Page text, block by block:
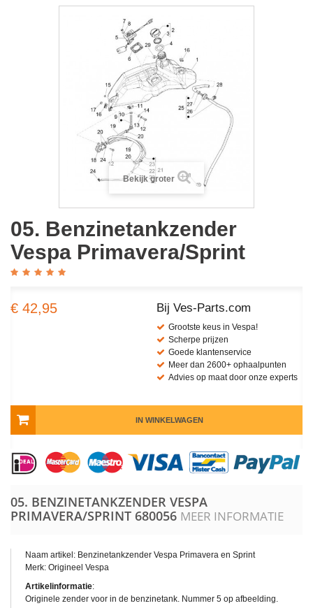
Bekijk groter
05. Benzinetankzender
Vespa Primavera/Sprint
€ 42,95 Bij Ves-Parts.com
Grootste keus in Vespa!
Scherpe prijzen
Goede klantenservice
Meer dan 2600+ ophaalpunten
Advies op maat door onze experts
IN WINKELWAGEN
05. BENZINETANKZENDER VESPA
PRIMAVERA/SPRINT 680056 MEER INFORMATIE
Naam artikel: Benzinetankzender Vespa Primavera en Sprint
Merk: Origineel Vespa
Artikelinformatie:
Originele zender voor in de benzinetank. Nummer 5 op afbeelding.